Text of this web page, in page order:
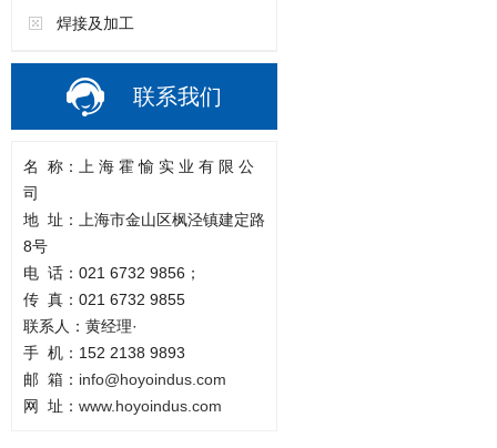
焊接及加工
联系我们
名 称：上 海 霍 愉 实 业 有 限 公
司
地 址：上海市金山区枫泾镇建定路
8号
电 话： 021 6732 9856；
传 真： 021 6732 9855
联系人：黄经理·
手 机： 152 2138 9893
邮 箱： info@hoyoindus.com
网
址： www.hoyoindus.com